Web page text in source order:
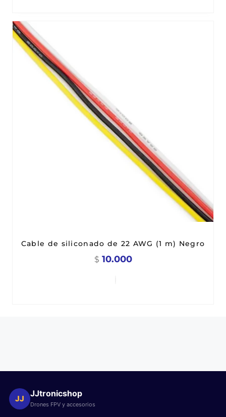
Cable de siliconado de 22 AWG (1 m) Negro
$ 10.000
JJ
JJtronicshop
Drones FPV y accesorios